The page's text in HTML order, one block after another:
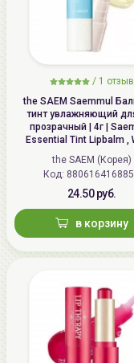
/ 1 отзыв
the SAEM Saemmul
тинт увлажняющий для
прозрачный | 4г |
Essential Tint Lipbalm ,
the SAEM (Корея)
Код:
24.50 руб.
в корзину